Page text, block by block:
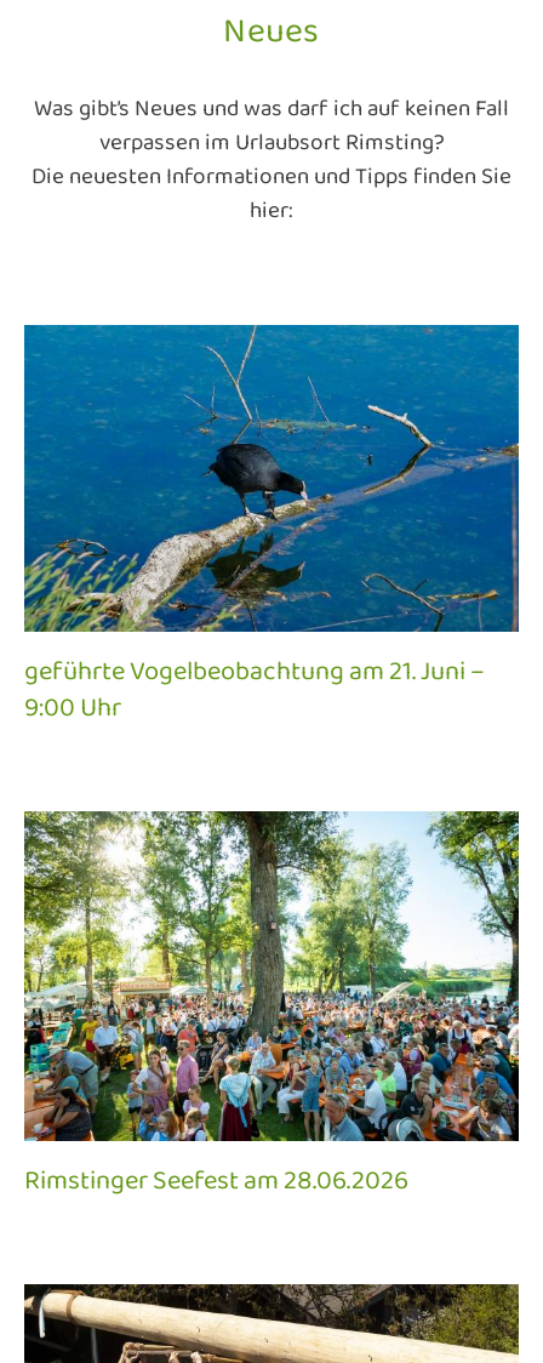
Neues
Was gibt’s Neues und was darf ich auf keinen Fall
verpassen im Urlaubsort Rimsting?
Die neuesten Informationen und Tipps finden Sie
hier:
geführte Vogelbeobachtung am 21. Juni –
9:00 Uhr
Rimstinger Seefest am 28.06.2026